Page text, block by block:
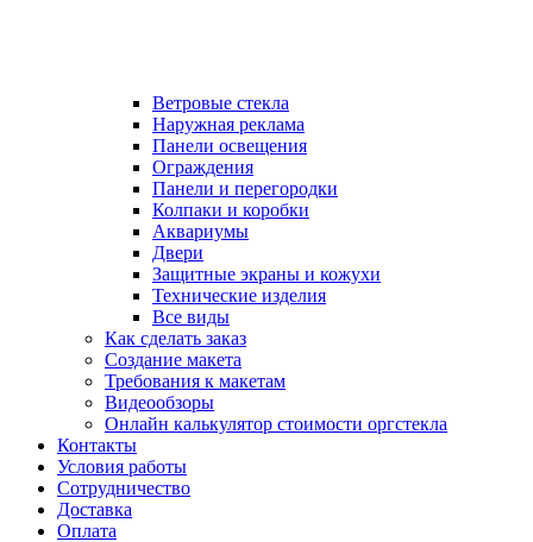
Ветровые стекла
Наружная реклама
Панели освещения
Ограждения
Панели и перегородки
Колпаки и коробки
Аквариумы
Двери
Защитные экраны и кожухи
Технические изделия
Все виды
Как сделать заказ
Создание макета
Требования к макетам
Видеообзоры
Онлайн калькулятор стоимости оргстекла
Контакты
Условия работы
Сотрудничество
Доставка
Оплата